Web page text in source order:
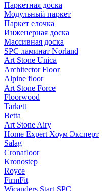
Паркетная доска
Модульный паркет
Паркет елочка
Инженерная доска
Массивная доска
SPC ламинат Norland
Art Stone Unica
Architector Floor
Alpine floor
Art Stone Force
Floorwood
Tarkett
Betta
Art Stone Airy
Home Expert Хоум Эксперт
Salag
Cronafloor
Kronostep
Royce
FirmFit
Wicanders Start SPC